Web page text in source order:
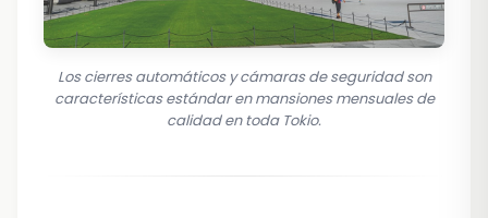
Los cierres automáticos y cámaras de seguridad son
características estándar en mansiones mensuales de
calidad en toda Tokio.